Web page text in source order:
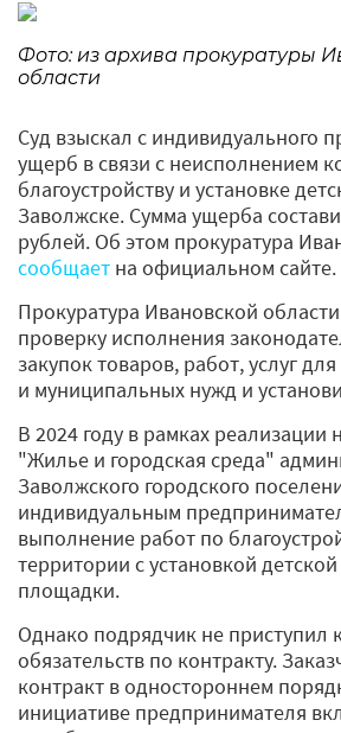
Фото: из архива прокуратуры
области
Суд взыскал с индивидуального
ущерб в связи с неисполнением
благоустройству и установке
Заволжске. Сумма ущерба
рублей. Об этом прокуратура
сообщает на официальном сайте.
Прокуратура Ивановской
проверку исполнения
закупок товаров, работ, услуг
и муниципальных нужд и
В 2024 году в рамках реализации
"Жилье и городская среда"
Заволжского городского
индивидуальным
выполнение работ по
территории с установкой
площадки.
Однако подрядчик не приступил
обязательств по контракту.
контракт в одностороннем
инициативе предпринимателя